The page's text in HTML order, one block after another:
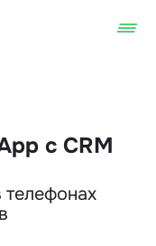
с CRM
телефонах